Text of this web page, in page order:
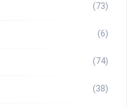
(73)
(6)
(74)
(38)